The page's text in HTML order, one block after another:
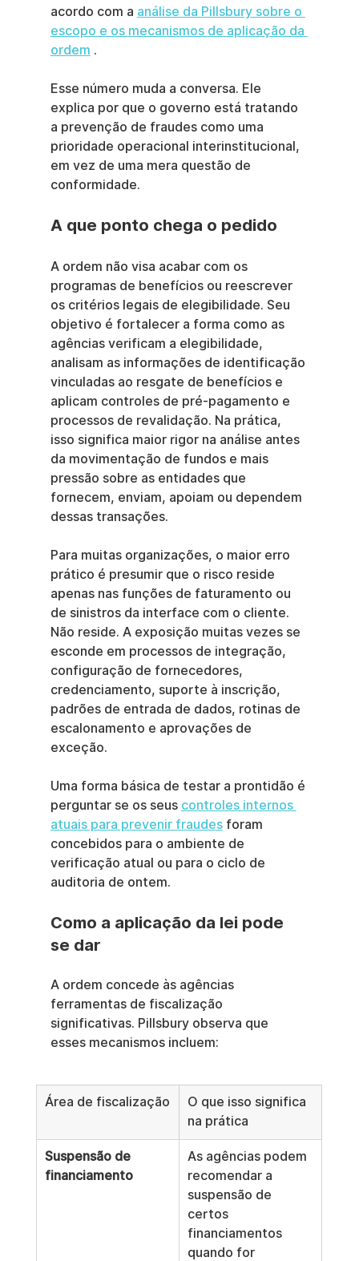
acordo com a análise da Pillsbury sobre o
escopo e os mecanismos de aplicação da
ordem .
Esse número muda a conversa. Ele
explica por que o governo está tratando
a prevenção de fraudes como uma
prioridade operacional interinstitucional,
em vez de uma mera questão de
conformidade.
A que ponto chega o pedido
A ordem não visa acabar com os
programas de benefícios ou reescrever
os critérios legais de elegibilidade. Seu
objetivo é fortalecer a forma como as
agências verificam a elegibilidade,
analisam as informações de identificação
vinculadas ao resgate de benefícios e
aplicam controles de pré-pagamento e
processos de revalidação. Na prática,
isso significa maior rigor na análise antes
da movimentação de fundos e mais
pressão sobre as entidades que
fornecem, enviam, apoiam ou dependem
dessas transações.
Para muitas organizações, o maior erro
prático é presumir que o risco reside
apenas nas funções de faturamento ou
de sinistros da interface com o cliente.
Não reside. A exposição muitas vezes se
esconde em processos de integração,
configuração de fornecedores,
credenciamento, suporte à inscrição,
padrões de entrada de dados, rotinas de
escalonamento e aprovações de
exceção.
Uma forma básica de testar a prontidão é
perguntar se os seus controles internos
atuais para prevenir fraudes foram
concebidos para o ambiente de
verificação atual ou para o ciclo de
auditoria de ontem.
Como a aplicação da lei pode
se dar
A ordem concede às agências
ferramentas de fiscalização
significativas. Pillsbury observa que
esses mecanismos incluem:
Área de fiscalização
O que isso significa
na prática
Suspensão de
financiamento
As agências podem
recomendar a
suspensão de
certos
financiamentos
quando for